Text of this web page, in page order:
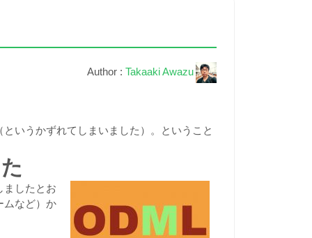
Author : Takaaki Awazu
いうかずれてしまいました）。ということ
ましたとお
ムなど）か